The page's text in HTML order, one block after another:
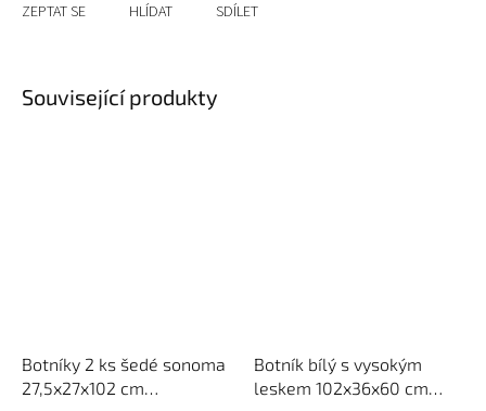
ZEPTAT SE HLÍDAT SDÍLET
Související produkty
Botníky 2 ks šedé sonoma
27,5x27x102 cm
Botník bílý s vysokým
leskem 102x36x60 cm